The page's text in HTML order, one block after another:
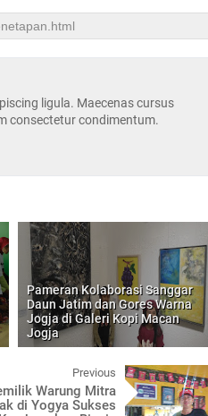
ligula. Maecenas cursus
consectetur condimentum.
Pameran Kolaborasi Sanggar
Daun Jatim dan Gores Warna
Jogja di Galeri Kopi Macan
Jogja
Previous
Warung Mitra
di Yogya Sukses